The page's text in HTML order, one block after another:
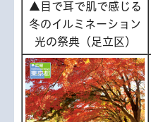
▲目で耳で肌で感じる
冬のイルミネーション
光の祭典（足立区）